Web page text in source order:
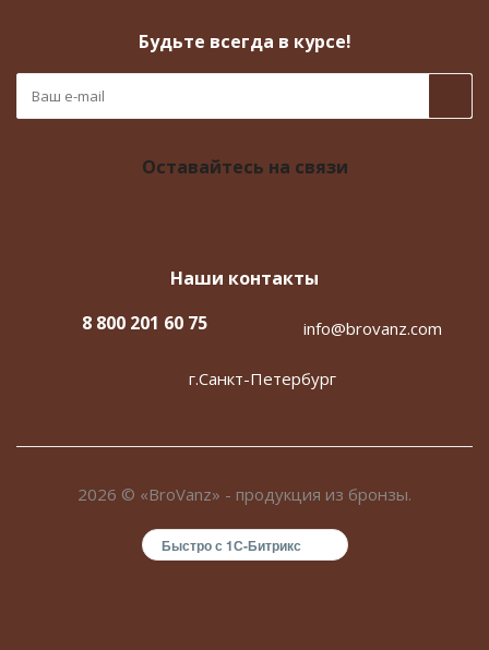
Будьте всегда в курсе!
Оставайтесь на связи
Наши контакты
8 800 201 60 75
info@brovanz.com
г.Санкт-Петербург
2026 © «BroVanz» - продукция из бронзы.
Быстро с 1С-Битрикс